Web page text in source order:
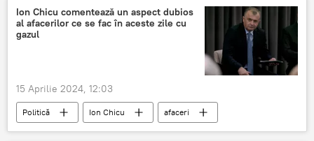
Ion Chicu comentează un aspect dubios
al afacerilor ce se fac în aceste zile cu
gazul
15 Aprilie 2024, 12:03
Politică Ion Chicu
afaceri
Gazul rusesc
gaze naturale
Import